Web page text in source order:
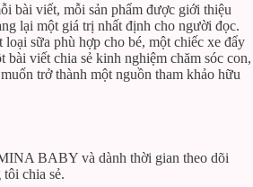
bài viết, mỗi sản phẩm được giới thiệu
lại một giá trị nhất định cho người đọc.
sữa phù hợp cho bé, một chiếc xe đẩy
bài viết chia sẻ kinh nghiệm chăm sóc con,
trở thành một nguồn tham khảo hữu
BABY và dành thời gian theo dõi
chia sẻ.